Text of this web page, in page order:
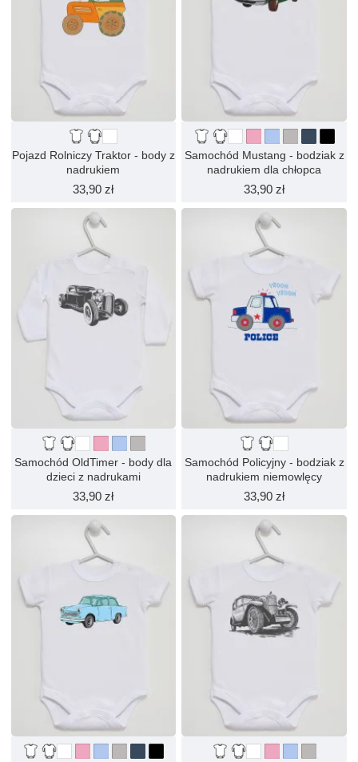
Pojazd Rolniczy Traktor - body z
nadrukiem
33,90 zł
Samochód Mustang - bodziak z
nadrukiem dla chłopca
33,90 zł
Samochód OldTimer - body dla
dzieci z nadrukami
33,90 zł
Samochód Policyjny - bodziak z
nadrukiem niemowlęcy
33,90 zł